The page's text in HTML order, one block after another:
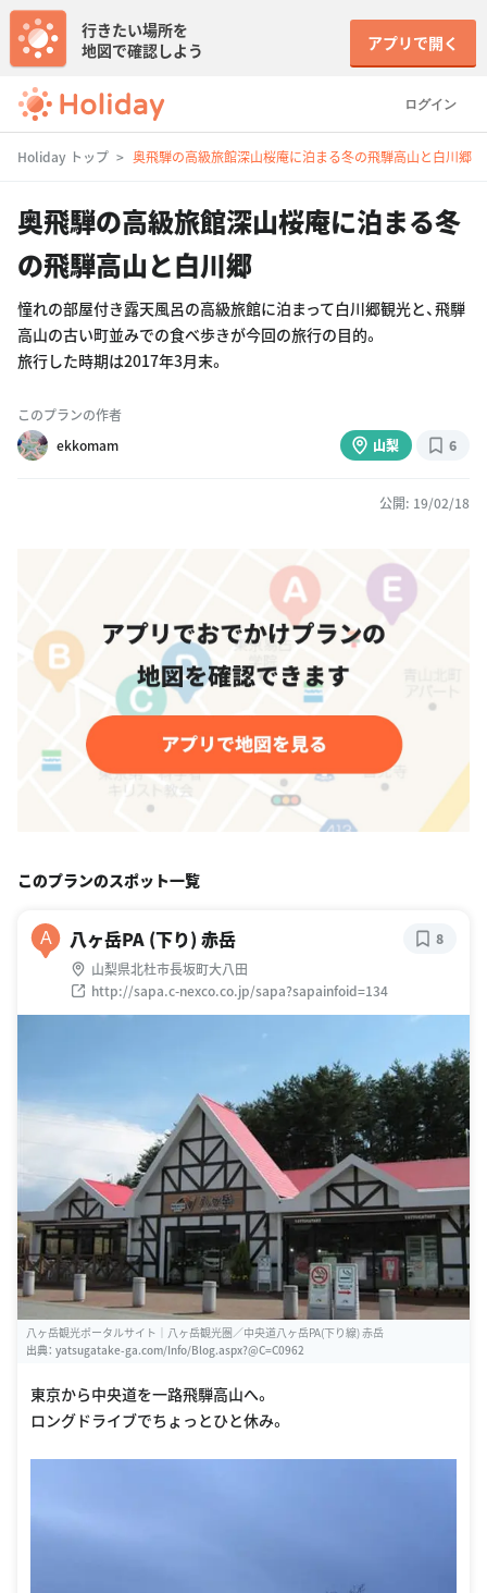
ログイン
行きたい場所を
地図で確認しよう
アプリで開く
Holiday トップ 奥飛騨の高級旅館深山桜庵に泊まる冬の飛騨高山と白川郷
奥飛騨の高級旅館深山桜庵に泊まる冬
の飛騨高山と白川郷
憧れの部屋付き露天風呂の高級旅館に泊まって白川郷観光と、飛騨
高山の古い町並みでの食べ歩きが今回の旅行の目的。
旅行した時期は2017年3月末。
このプランの作者
ekkomam
山梨 6
公開: 19/02/18
このプランのスポット一覧
A 八ヶ岳PA (下り) 赤岳
山梨県北杜市長坂町大八田
http://sapa.c-nexco.co.jp/sapa?sapainfoid=134
8
八ヶ岳観光ポータルサイト｜八ヶ岳観光圏／中央道八ヶ岳PA(下り線) 赤岳
出典： yatsugatake-ga.com/Info/Blog.aspx?@C=C0962
東京から中央道を一路飛騨高山へ。
ロングドライブでちょっとひと休み。